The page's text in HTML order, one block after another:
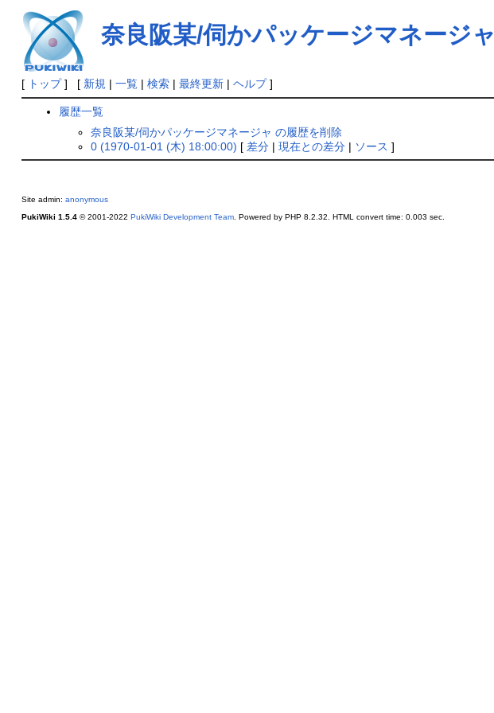
奈良阪某/伺かパッケージマネージャ
[ トップ] [ 新規 | 一覧| 検索| 最終更新| ヘルプ]
履歴一覧
奈良阪某/伺かパッケージマネージャ の履歴を削除
0 (1970-01-01 (木) 18:00:00) [ 差分 |現在との差分 | ソース ]
Site admin: anonymous
PukiWiki 1.5.4© 2001-2022 PukiWiki Development Team. Powered by PHP 8.2.32. HTML convert time: 0.003 sec.